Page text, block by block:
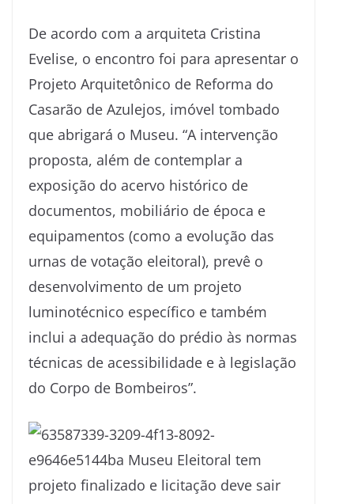
De acordo com a arquiteta Cristina
Evelise, o encontro foi para apresentar o
Projeto Arquitetônico de Reforma do
Casarão de Azulejos, imóvel tombado
que abrigará o Museu. “A intervenção
proposta, além de contemplar a
exposição do acervo histórico de
documentos, mobiliário de época e
equipamentos (como a evolução das
urnas de votação eleitoral), prevê o
desenvolvimento de um projeto
luminotécnico específico e também
inclui a adequação do prédio às normas
técnicas de acessibilidade e à legislação
do Corpo de Bombeiros”.